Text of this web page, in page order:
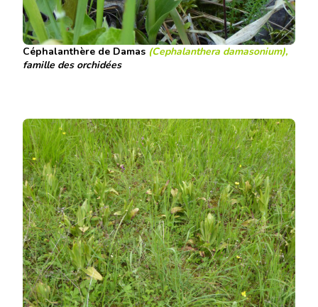
Céphalanthère de Damas (Cephalanthera damasonium),
famille des orchidées